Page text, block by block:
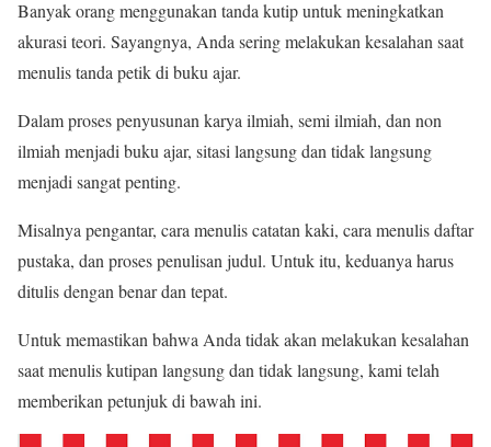
Banyak orang menggunakan tanda kutip untuk meningkatkan
akurasi teori. Sayangnya, Anda sering melakukan kesalahan saat
menulis tanda petik di buku ajar.
Dalam proses penyusunan karya ilmiah, semi ilmiah, dan non
ilmiah menjadi buku ajar, sitasi langsung dan tidak langsung
menjadi sangat penting.
Misalnya pengantar, cara menulis catatan kaki, cara menulis daftar
pustaka, dan proses penulisan judul. Untuk itu, keduanya harus
ditulis dengan benar dan tepat.
Untuk memastikan bahwa Anda tidak akan melakukan kesalahan
saat menulis kutipan langsung dan tidak langsung, kami telah
memberikan petunjuk di bawah ini.